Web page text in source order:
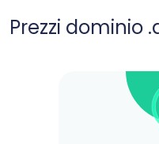
Prezzi dominio